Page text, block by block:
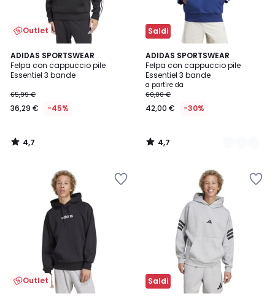
Outlet
ADIDAS SPORTSWEAR
Felpa con cappuccio pile
Essentiel 3 bande
65,99 €
36,29 € -45%
4,7
/ 5
4,7
/
Saldi
ADIDAS SPORTSWEAR
Felpa con cappuccio pile
Essentiel 3 bande
a partire da
60,00 €
42,00 € -30%
4,7
/ 5
3
Colori
4,7
/
Outlet Saldi